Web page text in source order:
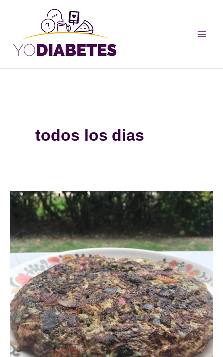
contenido
todos los dias